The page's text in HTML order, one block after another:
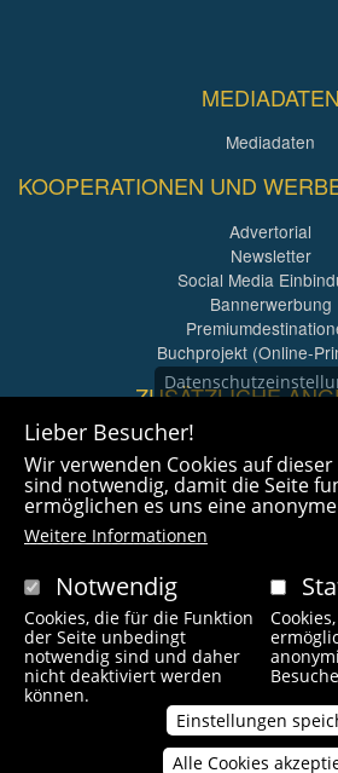
MEDIADATEN
Mediadaten
KOOPERATIONEN UND
Advertorial
Newsletter
Social Media
Bannerwerbung
Buchprojekt (Online-
ZUSÄTZLICHE
Imagefilme und mehr
360° x 360°
Copyright © 2021 radlfreak.de. Alle
Fußzeilenmenü
Impressum Kontakt Links
Lieber Besucher!
Wir verwenden Cookies auf dieser
sind notwendig, damit die Seite
ermöglichen es uns eine
Weitere Informationen
Notwendig
Cookies, die für die Funktion
der Seite unbedingt
notwendig sind und daher
nicht deaktiviert werden
können.
Einstellungen
Alle Cookies